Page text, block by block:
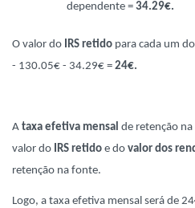
dependente = 34.29€.
O valor do IRS retido para cada um
- 130.05€ - 34.29€ = 24€.
A taxa efetiva mensal de retenção
valor do IRS retido e do valor dos
retenção na fonte.
Logo, a taxa efetiva mensal será de